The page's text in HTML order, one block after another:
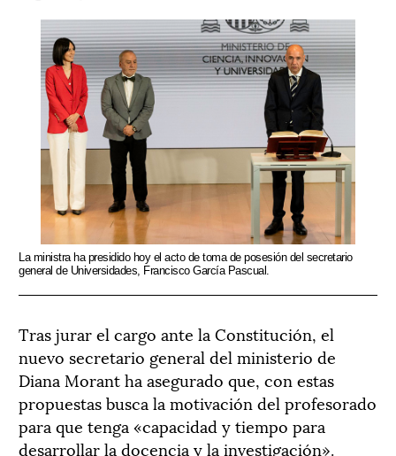
La ministra ha presidido hoy el acto de toma de posesión del secretario
general de Universidades, Francisco García Pascual.
Tras jurar el cargo ante la Constitución, el
nuevo secretario general del ministerio de
Diana Morant ha asegurado que, con estas
propuestas busca la motivación del profesorado
para que tenga «capacidad y tiempo para
desarrollar la docencia y la investigación».